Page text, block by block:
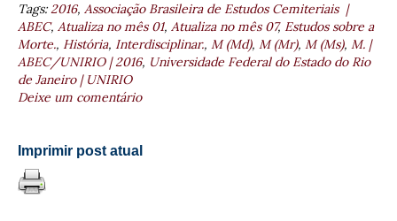
Tags:2016, Associação Brasileira de Estudos Cemiteriais |
ABEC, Atualiza no mês 01, Atualiza no mês 07, Estudos sobre a
Morte., História, Interdisciplinar., M (Md), M (Mr), M (Ms), M. |
ABEC/UNIRIO | 2016, Universidade Federal do Estado do Rio
de Janeiro | UNIRIO
Deixe um comentário
Imprimir post atual